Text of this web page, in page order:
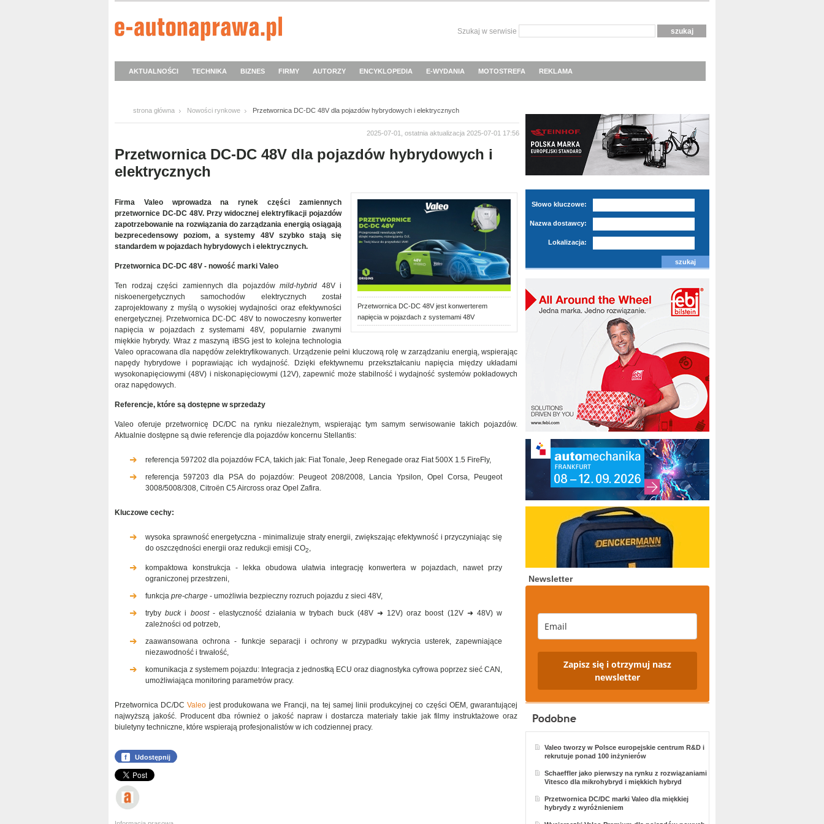
Szukaj w serwisie
AKTUALNOŚCI TECHNIKA BIZNES FIRMY AUTORZY ENCYKLOPEDIA E-WYDANIA MOTOSTREFA REKLAMA
strona główna Nowości rynkowe Przetwornica DC-DC 48V dla pojazdów hybrydowych i elektrycznych
2025-07-01, ostatnia aktualizacja 2025-07-01 17:56
Przetwornica DC-DC 48V dla pojazdów hybrydowych i
elektrycznych
Przetwornica DC-DC 48V jest konwerterem
napięcia w pojazdach z systemami 48V
Firma Valeo wprowadza na rynek części zamiennych
przetwornice DC-DC 48V. Przy widocznej elektryfikacji pojazdów
zapotrzebowanie na rozwiązania do zarządzania energią osiągają
bezprecedensowy poziom, a systemy 48V szybko stają się
standardem w pojazdach hybrydowych i elektrycznych.
Przetwornica DC-DC 48V - nowość marki Valeo
Ten rodzaj części zamiennych dla pojazdów mild-hybrid 48V i
niskoenergetycznych samochodów elektrycznych został
zaprojektowany z myślą o wysokiej wydajności oraz efektywności
energetycznej. Przetwornica DC-DC 48V to nowoczesny konwerter
napięcia w pojazdach z systemami 48V, popularnie zwanymi
miękkie hybrydy. Wraz z maszyną iBSG jest to kolejna technologia
Valeo opracowana dla napędów zelektryfikowanych. Urządzenie pełni kluczową rolę w zarządzaniu energią, wspierając
napędy hybrydowe i poprawiając ich wydajność. Dzięki efektywnemu przekształcaniu napięcia między układami
wysokonapięciowymi (48V) i niskonapięciowymi (12V), zapewnić może stabilność i wydajność systemów pokładowych
oraz napędowych.
Referencje, które są dostępne w sprzedaży
Valeo oferuje przetwornicę DC/DC na rynku niezależnym, wspierając tym samym serwisowanie takich pojazdów.
Aktualnie dostępne są dwie referencje dla pojazdów koncernu Stellantis:
referencja 597202 dla pojazdów FCA, takich jak: Fiat Tonale, Jeep Renegade oraz Fiat 500X 1.5 FireFly,
referencja 597203 dla PSA do pojazdów: Peugeot 208/2008, Lancia Ypsilon, Opel Corsa, Peugeot
3008/5008/308, Citroën C5 Aircross oraz Opel Zafira.
Kluczowe cechy:
wysoka sprawność energetyczna - minimalizuje straty energii, zwiększając efektywność i przyczyniając się
do oszczędności energii oraz redukcji emisji CO2,
kompaktowa konstrukcja - lekka obudowa ułatwia integrację konwertera w pojazdach, nawet przy
ograniczonej przestrzeni,
funkcja pre-charge - umożliwia bezpieczny rozruch pojazdu z sieci 48V,
trybybucki boost- elastyczność działania w trybach buck (48V ➜ 12V) oraz boost (12V ➜ 48V) w
zależności od potrzeb,
zaawansowana ochrona - funkcje separacji i ochrony w przypadku wykrycia usterek, zapewniające
niezawodność i trwałość,
komunikacja z systemem pojazdu: Integracja z jednostką ECU oraz diagnostyka cyfrowa poprzez sieć CAN,
umożliwiająca monitoring parametrów pracy.
Przetwornica DC/DCValeo jest produkowana we Francji, na tej samej linii produkcyjnej co części OEM, gwarantującej
najwyższą jakość. Producent dba również o jakość napraw i dostarcza materiały takie jak filmy instruktażowe oraz
biuletyny techniczne, które wspierają profesjonalistów w ich codziennej pracy.
f Udostępnij
Słowo kluczowe:
Nazwa dostawcy:
Lokalizacja:
Newsletter
Zapisz się i otrzymuj nasz
newsletter
Valeo tworzy w Polsce europejskie centrum R&D i
rekrutuje ponad 100 inżynierów
Schaeffler jako pierwszy na rynku z rozwiązaniami
Vitesco dla mikrohybryd i miękkich hybryd
Przetwornica DC/DC marki Valeo dla miękkiej
hybrydy z wyróżnieniem